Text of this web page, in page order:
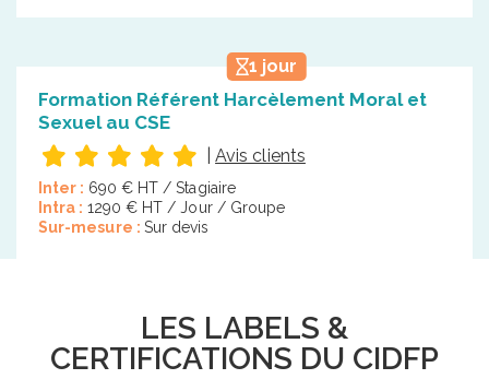
1 jour
Formation Référent Harcèlement Moral et
Sexuel au CSE
Avis clients
Inter : 690 € HT / Stagiaire
Intra : 1290 € HT / Jour / Groupe
Sur-mesure : Sur devis
LES LABELS &
CERTIFICATIONS DU CIDFP